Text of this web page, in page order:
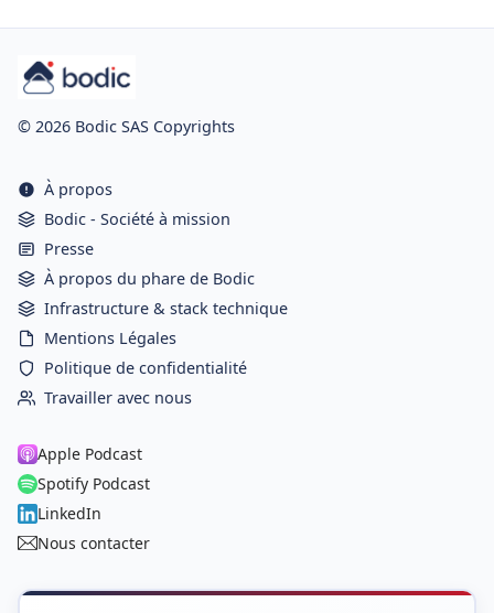
© 2026 Bodic SAS Copyrights
À propos
Bodic - Société à mission
Presse
À propos du phare de Bodic
Infrastructure & stack technique
Mentions Légales
Politique de confidentialité
Travailler avec nous
Apple Podcast
Spotify Podcast
LinkedIn
Nous contacter